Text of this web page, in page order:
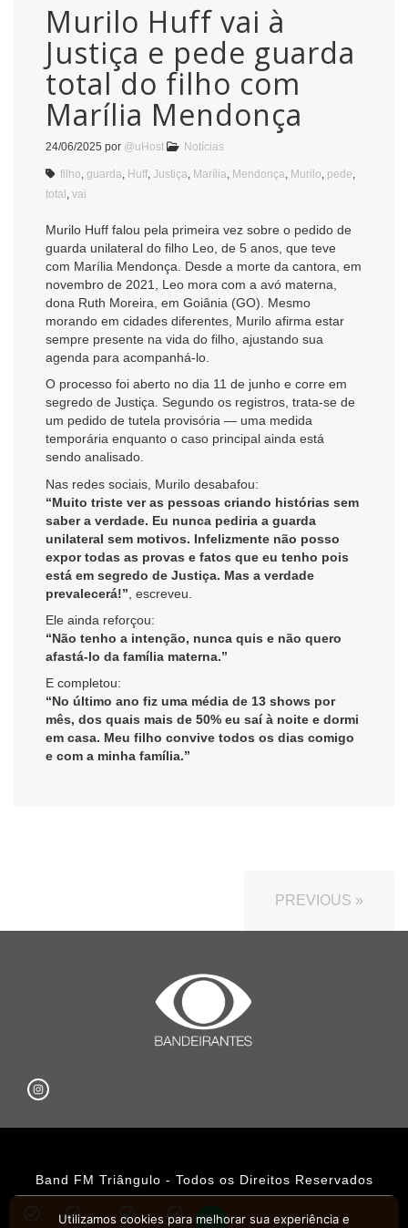
Murilo Huff vai à
Justiça e pede guarda
total do filho com
Marília Mendonça
24/06/2025 por @uHost Notícias
filho guarda Huff Justiça Marília Mendonça Murilo pede
total vai
Murilo Huff falou pela primeira vez sobre o pedido de
guarda unilateral do filho Leo, de 5 anos, que teve
com Marília Mendonça. Desde a morte da cantora, em
novembro de 2021, Leo mora com a avó materna,
dona Ruth Moreira, em Goiânia (GO). Mesmo
morando em cidades diferentes, Murilo afirma estar
sempre presente na vida do filho, ajustando sua
agenda para acompanhá-lo.
O processo foi aberto no dia 11 de junho e corre em
segredo de Justiça. Segundo os registros, trata-se de
um pedido de tutela provisória — uma medida
temporária enquanto o caso principal ainda está
sendo analisado.
Nas redes sociais, Murilo desabafou:
“Muito triste ver as pessoas criando histórias sem
saber a verdade. Eu nunca pediria a guarda
unilateral sem motivos. Infelizmente não posso
expor todas as provas e fatos que eu tenho pois
está em segredo de Justiça. Mas a verdade
prevalecerá!” , escreveu.
Ele ainda reforçou:
“Não tenho a intenção, nunca quis e não quero
afastá-lo da família materna.”
E completou:
“No último ano fiz uma média de 13 shows por
mês, dos quais mais de 50% eu saí à noite e dormi
em casa. Meu filho convive todos os dias comigo
e com a minha família.”
PREVIOUS »
Band FM Triângulo - Todos os Direitos Reservados
Política de Privacidade
Utilizamos cookies para melhorar sua experiência e